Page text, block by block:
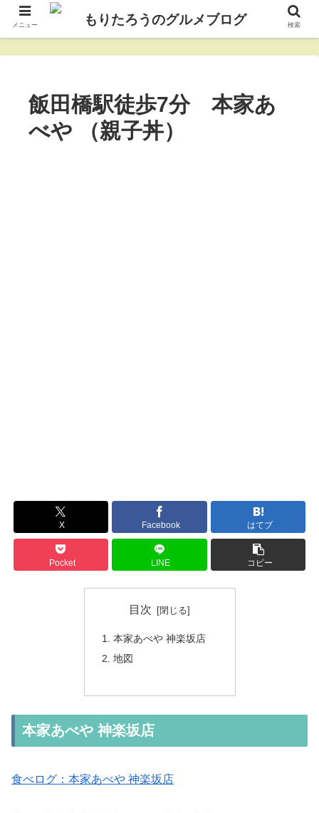
飯田橋駅徒歩7分 本家あ
べや （親子丼）
X Facebook はてブ
Pocket LINE コピー
目次
本家あべや 神楽坂店
地図
本家あべや 神楽坂店
食べログ：本家あべや 神楽坂店
メニュー 検索